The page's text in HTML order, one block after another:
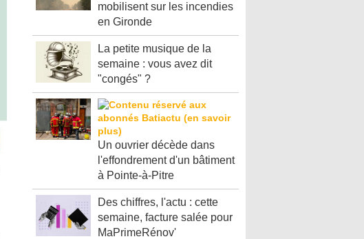
mobilisent sur les incendies
en Gironde
La petite musique de la
semaine : vous avez dit
"congés" ?
Un ouvrier décède dans
l'effondrement d'un bâtiment
à Pointe-à-Pitre
Des chiffres, l'actu : cette
semaine, facture salée pour
MaPrimeRénov'